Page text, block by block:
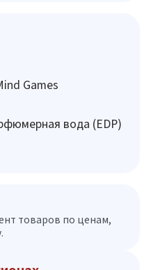
Games
вода (EDP)
товаров по ценам,